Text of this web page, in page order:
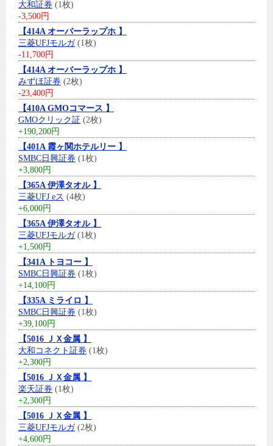
大和証券 (1枚)
-3,500円
【414A オーバーラップホ 】
三菱UFJモルガ(1枚)
-11,700円
【414A オーバーラップホ 】
みずほ証券 (2枚)
-23,400円
【410A GMOコマース 】
GMOクリック証 (2枚)
+190,200円
【401A 霞ヶ関ホテルリー 】
SMBC日興証券 (1枚)
+3,800円
【365A 伊澤タオル 】
三菱UFJ eス (4枚)
+6,000円
【365A 伊澤タオル 】
三菱UFJモルガ(1枚)
+1,500円
【341A トヨコー 】
SMBC日興証券 (1枚)
+14,100円
【335A ミライロ 】
SMBC日興証券 (1枚)
+39,100円
【5016 ＪＸ金属 】
大和コネクト証券 (1枚)
+2,300円
【5016 ＪＸ金属 】
楽天証券 (1枚)
+2,300円
【5016 ＪＸ金属 】
三菱UFJモルガ(2枚)
+4,600円